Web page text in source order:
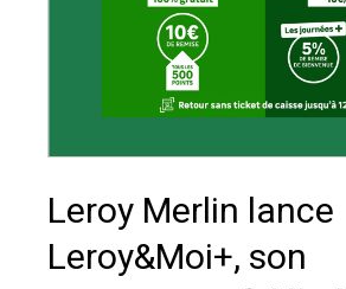
Leroy Merlin lance
Leroy&Moi+, son